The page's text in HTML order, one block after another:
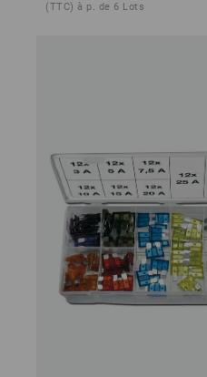
(TTC) à p. de 6 Lots